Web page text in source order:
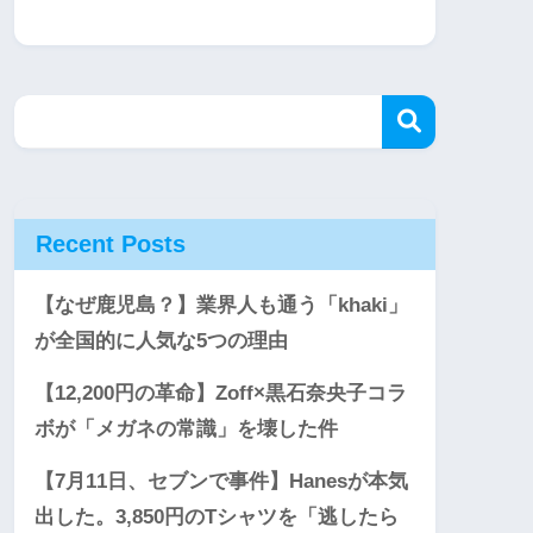
Recent Posts
【なぜ鹿児島？】業界人も通う「khaki」
が全国的に人気な5つの理由
【12,200円の革命】Zoff×黒石奈央子コラ
ボが「メガネの常識」を壊した件
【7月11日、セブンで事件】Hanesが本気
出した。3,850円のTシャツを「逃したら